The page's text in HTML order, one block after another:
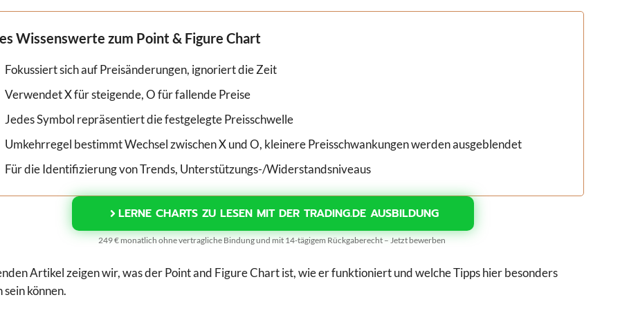
Wissenswerte zum Point & Figure Chart
Fokussiert sich auf Preisänderungen, ignoriert die Zeit
Verwendet X für steigende, O für fallende Preise
Jedes Symbol repräsentiert die festgelegte Preisschwelle
Umkehrregel bestimmt Wechsel zwischen X und O, kleinere Preisschwankungen werden ausgeblendet
Für die Identifizierung von Trends, Unterstützungs-/Widerstandsniveaus
LERNE CHARTS ZU LESEN MIT DER TRADING.DE AUSBILDUNG
249 € monatlich ohne vertragliche Bindung und mit 14-tägigem Rückgaberecht – Jetzt bewerben
Artikel zeigen wir, was der Point and Figure Chart ist, wie er funktioniert und welche Tipps hier besonders
können.